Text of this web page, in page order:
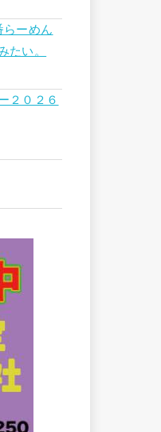
らーめん
たい。
２０２６